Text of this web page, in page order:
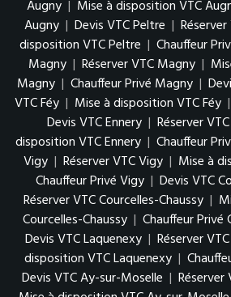
Augny | Mise à disposition VTC
Augny | Devis VTC Peltre |
disposition VTC Peltre | Chauffeur
Magny | Réserver VTC Magny |
Magny | Chauffeur Privé Magny |
VTC Féy | Mise à disposition VTC Féy |
Devis VTC Ennery | Réserver
disposition VTC Ennery | Chauffeur
Vigy | Réserver VTC Vigy | Mise à
Chauffeur Privé Vigy | Devis VTC
Réserver VTC Courcelles-Chaussy |
Courcelles-Chaussy | Chauffeur Privé
Devis VTC Laquenexy | Réserver
disposition VTC Laquenexy |
Devis VTC Ay-sur-Moselle | Réserver